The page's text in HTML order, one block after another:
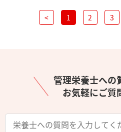
< 1 2 3
管理栄養士への
お気軽にご質